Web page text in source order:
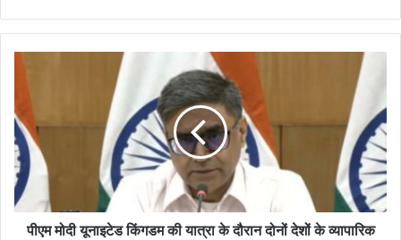
पीएम मोदी यूनाइटेड किंगडम की यात्रा के दौरान दोनों देशों के व्यापारिक